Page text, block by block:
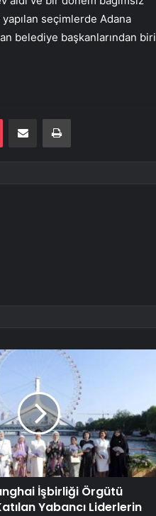
seçimlerde Adana
belediye başkanlarından biri
Pocket E-Posta ile paylaş Yazdır
İşbirliği Örgütü
Yabancı Liderlerin